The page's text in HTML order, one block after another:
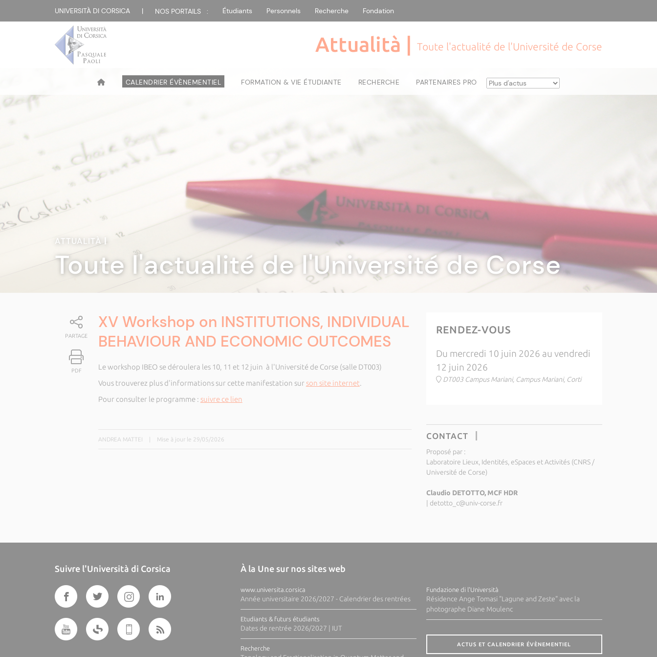
UNIVERSITÀ DI CORSICA | NOS PORTAILS : Étudiants Personnels Recherche Fondation
Attualità | Toute l'actualité de l'Université de Corse
CALENDRIER ÉVÈNEMENTIEL FORMATION & VIE ÉTUDIANTE RECHERCHE PARTENAIRES PRO
ATTUALITÀ|
Toute l'actualité de l'Université de Corse
PARTAGE
PDF
XV Workshop on INSTITUTIONS, INDIVIDUAL
BEHAVIOUR AND ECONOMIC OUTCOMES
Le workshop IBEO se déroulera les 10, 11 et 12 juin à l'Université de Corse (salle DT003)
Vous trouverez plus d'informations sur cette manifestation sur son site internet.
Pour consulter le programme : suivre ce lien
ANDREA MATTEI Mise à jour le 29/05/2026
RENDEZ-VOUS
Du mercredi 10 juin 2026 au vendredi
12 juin 2026
DT003 Campus Mariani, Campus Mariani, Corti
CONTACT
Proposé par :
Laboratoire Lieux, Identités, eSpaces et Activités (CNRS /
Université de Corse)
Claudio DETOTTO, MCF HDR
detotto_c@univ-corse.fr
Suivre l'Università di Corsica À la Une sur nos sites web
www.universita.corsica
Année universitaire 2026/2027 - Calendrier des rentrées
Etudiants & futurs étudiants
Dates de rentrée 2026/2027 | IUT
Recherche
Fundazione di l'Università
Résidence Ange Tomasi "Lagune and Zeste" avec la
photographe Diane Moulenc
ACTUS ET CALENDRIER ÉVÈNEMENTIEL